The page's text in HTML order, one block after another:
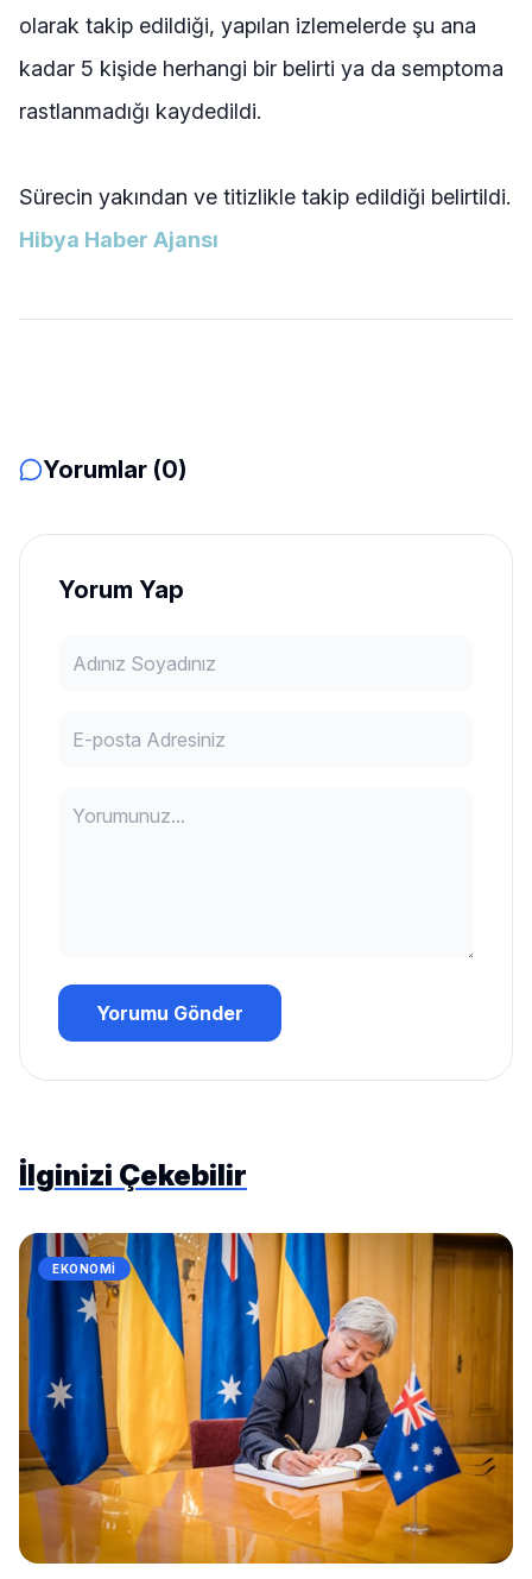
olarak takip edildiği, yapılan izlemelerde şu ana
kadar 5 kişide herhangi bir belirti ya da semptoma
rastlanmadığı kaydedildi.
Sürecin yakından ve titizlikle takip edildiği belirtildi.
Hibya Haber Ajansı
Yorumlar (0)
Yorum Yap
Yorumu Gönder
İlginizi Çekebilir
EKONOMI